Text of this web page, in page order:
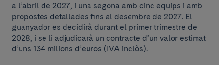
a l’abril de 2027, i una segona amb cinc equips i amb
propostes detallades fins al desembre de 2027. El
guanyador es decidirà durant el primer trimestre de
2028, i se li adjudicarà un contracte d’un valor estimat
d’uns 134 milions d’euros (IVA inclòs).